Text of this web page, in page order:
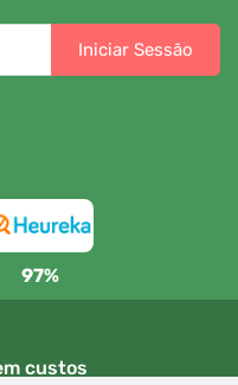
Iniciar Sessão
97%
custos